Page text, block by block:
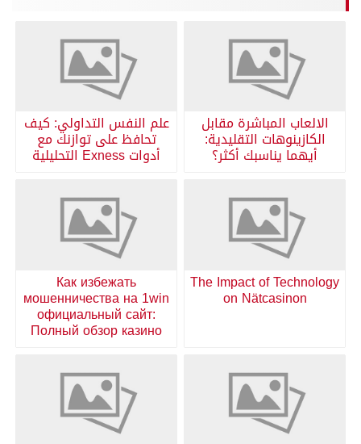
الالعاب المباشرة مقابل
الكازينوهات التقليدية:
أيهما يناسبك أكثر؟
علم النفس التداولي: كيف
تحافظ على توازنك مع
أدوات Exness التحليلية
The Impact of Technology
on Nätcasinon
Как избежать
мошенничества на 1win
официальный сайт:
Полный обзор казино